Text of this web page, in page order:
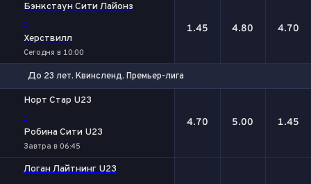
Бэнкстаун Сити Лайонз
-
Херствилл
Сегодня в 10:00
1.45 4.80 4.70
До 23 лет. Квинсленд. Премьер-лига
Норт Стар U23
-
Робина Сити U23
Завтра в 06:45
4.70 5.00 1.45
Логан Лайтнинг U23